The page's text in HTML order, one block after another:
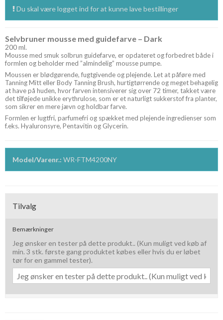
Du skal være logget ind for at kunne lave bestillinger
Selvbruner mousse med guidefarve – Dark
200 ml.
Mousse med smuk solbrun guidefarve, er opdateret og forbedret både i
formlen og beholder med ”almindelig” mousse pumpe.
Moussen er blødgørende, fugtgivende og plejende. Let at påføre med
TanningMitt eller Body Tanning Brush, hurtigtørrende og meget behagelig
at have på huden, hvor farven intensiverer sig over 72 timer, takket være
det tilføjede unikke erythrulose, som er et naturligt sukkerstof fra planter,
som sikrer en mere jævn og holdbar farve.
Formlen er lugtfri, parfumefri og spækket med plejende ingredienser som
f.eks. Hyaluronsyre, Pentavitin og Glycerin.
Model/Varenr.: WR-FTM4200NY
Tilvalg
Bemærkninger
Jeg ønsker en tester på dette produkt.. (Kun muligt ved køb af
min. 3 stk. første gang produktet købes eller hvis du er løbet
tør for en gammel tester).